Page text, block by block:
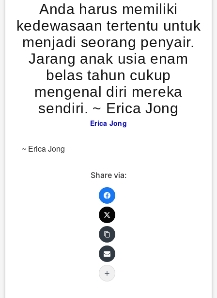
Anda harus memiliki
kedewasaan tertentu untuk
menjadi seorang penyair.
Jarang anak usia enam
belas tahun cukup
mengenal diri mereka
sendiri. ~ Erica Jong
Erica Jong
~ Erica Jong
Share via: